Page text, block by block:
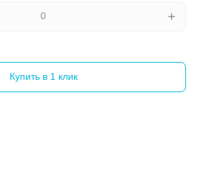
Купить в 1 клик